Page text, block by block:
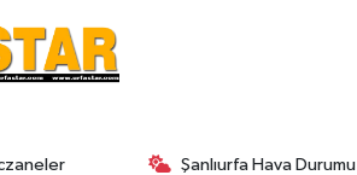
Şanlıurfa Hava Durumu